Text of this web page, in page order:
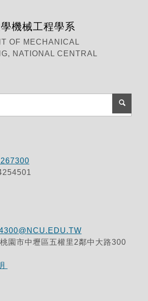
機械工程學系
OF MECHANICAL
NATIONAL CENTRAL
園市中壢區五權里2鄰中大路300